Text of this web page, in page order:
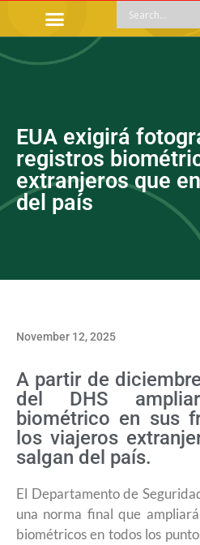
EUA exigirá
registros
extranjeros que
del país
November 12, 2025
A partir de
del DHS
biométrico en sus
los viajeros
salgan del país.
El Departamento de
una norma final que
biométricos en todos los